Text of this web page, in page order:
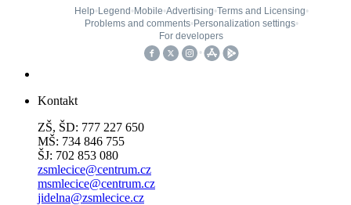
Kontakt
ZŠ, ŠD: 777 227 650
MŠ: 734 846 755
ŠJ: 702 853 080
zsmlecice@centrum.cz
msmlecice@centrum.cz
jidelna@zsmlecice.cz